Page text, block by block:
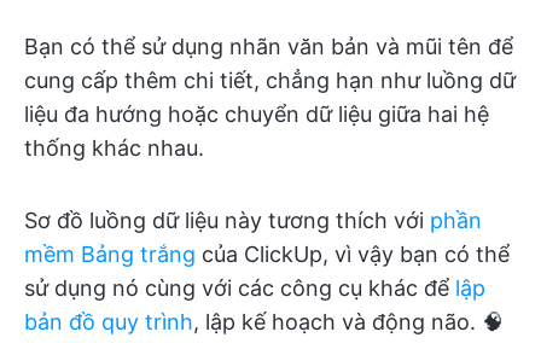
Bạn có thể sử dụng nhãn văn bản và mũi tên để
cung cấp thêm chi tiết, chẳng hạn như luồng dữ
liệu đa hướng hoặc chuyển dữ liệu giữa hai hệ
thống khác nhau.
Sơ đồ luồng dữ liệu này tương thích với phần
mềm Bảng trắng của ClickUp, vì vậy bạn có thể
sử dụng nó cùng với các công cụ khác để lập
bản đồ quy trình, lập kế hoạch và động não. 🧠